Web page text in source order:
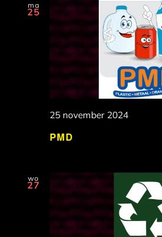
ma
25
PMD
25 november 2024
wo
27